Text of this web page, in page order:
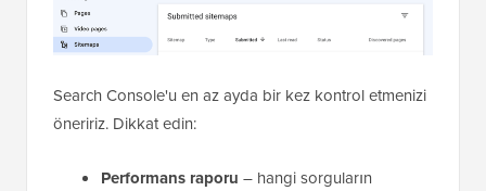
Search Console'u en az ayda bir kez kontrol etmenizi
öneririz. Dikkat edin:
Performans raporu – hangi sorguların